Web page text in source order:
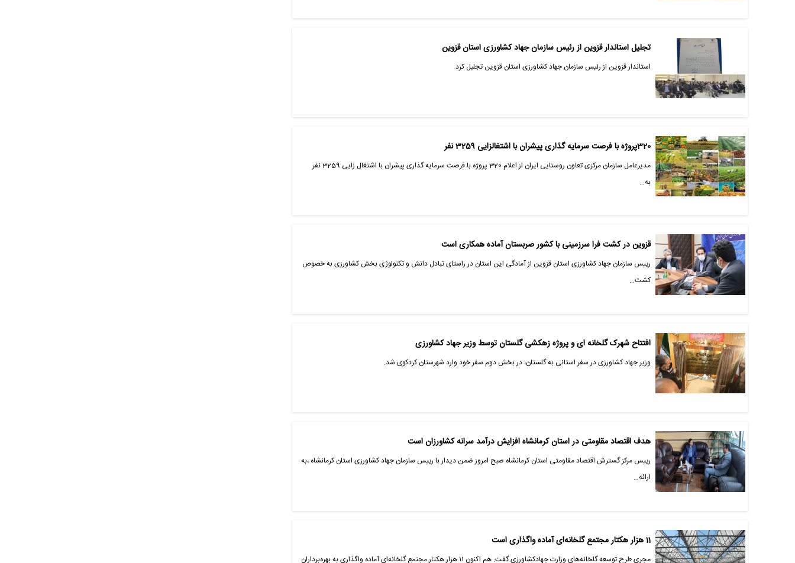
تجلیل استاندار قزوین از رئیس سازمان جهاد کشاورزی استان قزوین
استاندار قزوین از رئیس سازمان جهاد کشاورزی استان قزوین تجلیل کرد.
320پروژه با فرصت سرمایه گذاری پیشران با اشتغالزایی 3259 نفر
مدیرعامل سازمان مرکزی تعاون روستایی ایران از اعلام 320 پروژه با فرصت سرمایه گذاری پیشران با اشتغال زایی 3259 نفر
به…
قزوین در کشت فرا سرزمینی با کشور صربستان آماده همکاری است
رییس سازمان جهاد کشاورزی استان قزوین از آمادگی این استان در راستای تبادل دانش و تکنولوژی بخش کشاورزی به خصوص
کشت…
افتتاح شهرک گلخانه ای و پروژه زهکشی گلستان توسط وزیر جهاد کشاورزی
وزیر جهاد کشاورزی در سفر استانی به گلستان، در بخش دوم سفر خود وارد شهرستان کردکوی شد.
هدف اقتصاد مقاومتی در استان کرمانشاه افزایش درآمد سرانه کشاورزان است
رییس مرکز گسترش اقتصاد مقاومتی استان کرمانشاه صبح امروز ضمن دیدار با رییس سازمان جهاد کشاورزی استان کرمانشاه ،به
ارائه…
11 هزار هکتار مجتمع گلخانه‌ای آماده واگذاری است
مجری طرح توسعه گلخانه‌های وزارت جهادکشاورزی گفت: هم اکنون ۱۱ هزار هکتار مجتمع گلخانه‌ای آماده واگذاری به بهره‌برداران